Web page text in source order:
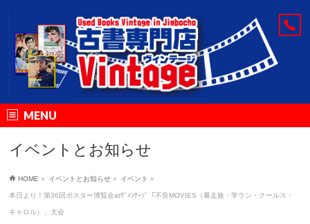
MENU
イベントとお知らせ
HOME » イベントとお知らせ » イベント »
本日より！第36回ポスター博覧会atｳﾞｨﾝﾃｰｼﾞ「不良MOVIES（暴走族・学ラン・クールス・
キャロル）」大会